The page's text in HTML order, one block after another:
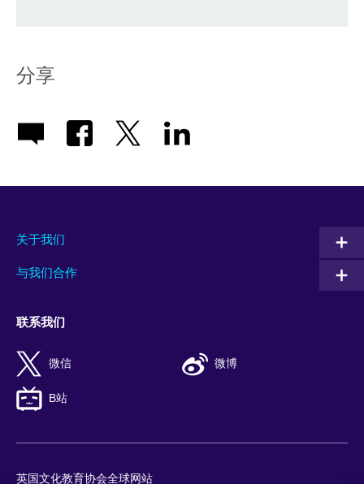
分享
关于我们
与我们合作
联系我们
微信 微博
B站
英国文化教育协会全球网站